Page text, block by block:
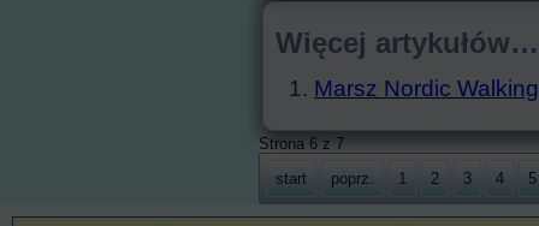
Więcej artykułów…
Marsz Nordic
Strona 6 z 7
start
poprz. 1 2 3 4 5